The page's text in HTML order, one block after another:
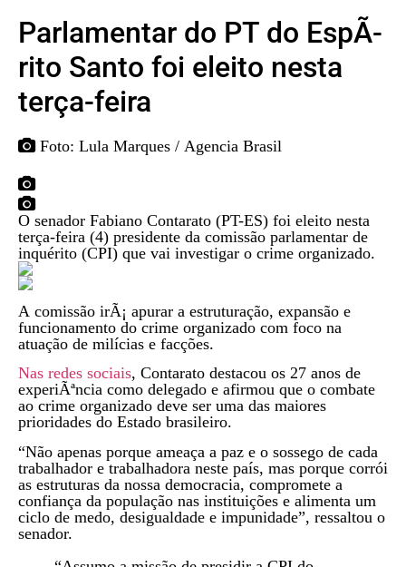
Parlamentar do PT do EspÃ­
rito Santo foi eleito nesta
terça-feira
Foto: Lula Marques / Agencia Brasil
O senador Fabiano Contarato (PT-ES) foi eleito nesta
terça-feira (4) presidente da comissão parlamentar de
inquérito (CPI) que vai investigar o crime organizado.
A comissão irÃ¡ apurar a estruturação, expansão e
funcionamento do crime organizado com foco na
atuação de milícias e facções.
Nas redes sociais, Contarato destacou os 27 anos de
experiÃªncia como delegado e afirmou que o combate
ao crime organizado deve ser uma das maiores
prioridades do Estado brasileiro.
“Não apenas porque ameaça a paz e o sossego de cada
trabalhador e trabalhadora neste país, mas porque corrói
as estruturas da nossa democracia, compromete a
confiança da população nas instituições e alimenta um
ciclo de medo, desigualdade e impunidade”, ressaltou o
senador.